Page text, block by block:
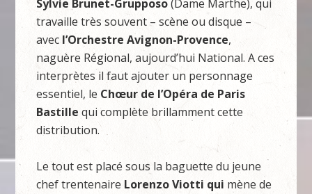
Sylvie Brunet-Grupposo(Dame Marthe), qui
travaille très souvent – scène ou disque –
avecl’Orchestre Avignon-Provence,
naguère Régional, aujourd’hui National. A ces
interprètes il faut ajouter un personnage
essentiel, le Chœur de l’Opéra de Paris
Bastille qui complète brillamment cette
distribution.
Le tout est placé sous la baguette du jeune
chef trentenaire Lorenzo Viotti qui mène de